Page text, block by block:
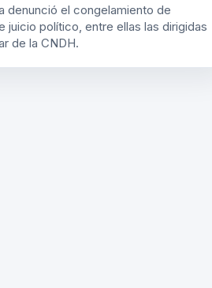
denunció el congelamiento de
juicio político, entre ellas las dirigidas
de la CNDH.